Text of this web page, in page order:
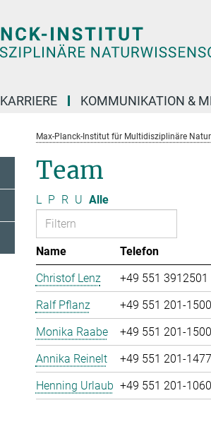
KARRIERE KOMMUNIKATION &
Max-Planck-Institut für Multidisziplinäre
Team
L P R U Alle
Name Telefon
Christof Lenz
+49 551 3912501
Ralf Pflanz
+49 551 201-1500
Monika Raabe
+49 551 201-1500
Annika Reinelt
+49 551 201-1477
Henning Urlaub +49 551 201-1060